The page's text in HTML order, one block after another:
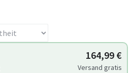
164,99 €
Versand gratis